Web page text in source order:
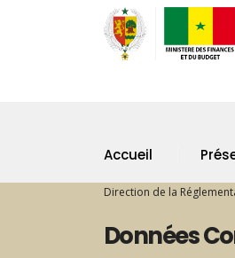
Accueil
Direction de la
Données